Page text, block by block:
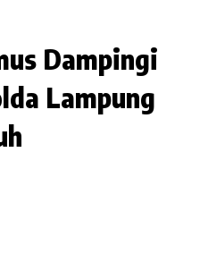
Dampingi
Lampung